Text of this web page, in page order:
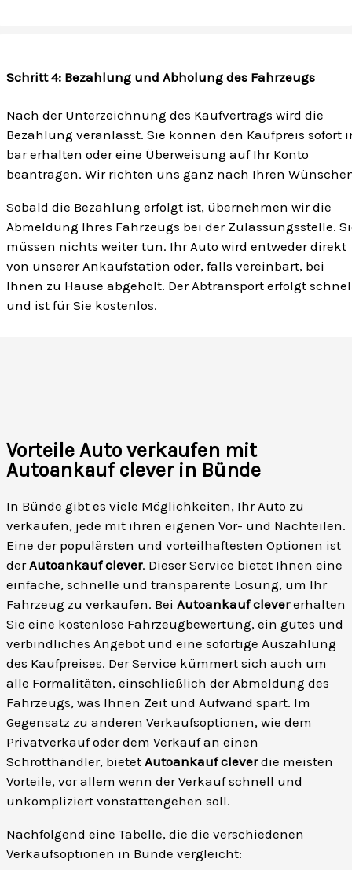
Schritt 4: Bezahlung und Abholung des Fahrzeugs
Nach der Unterzeichnung des Kaufvertrags wird die
Bezahlung veranlasst. Sie können den Kaufpreis sofort
bar erhalten oder eine Überweisung auf Ihr Konto
beantragen. Wir richten uns ganz nach Ihren
Sobald die Bezahlung erfolgt ist, übernehmen wir die
Abmeldung Ihres Fahrzeugs bei der Zulassungsstelle.
müssen nichts weiter tun. Ihr Auto wird entweder direkt
von unserer Ankaufstation oder, falls vereinbart, bei
Ihnen zu Hause abgeholt. Der Abtransport erfolgt
und ist für Sie kostenlos.
Vorteile Auto verkaufen mit
Autoankauf clever in Bünde
In Bünde gibt es viele Möglichkeiten, Ihr Auto zu
verkaufen, jede mit ihren eigenen Vor- und Nachteilen.
Eine der populärsten und vorteilhaftesten Optionen ist
derAutoankauf clever. Dieser Service bietet Ihnen eine
einfache, schnelle und transparente Lösung, um Ihr
Fahrzeug zu verkaufen. Bei Autoankauf clevererhalten
Sie eine kostenlose Fahrzeugbewertung, ein gutes und
verbindliches Angebot und eine sofortige Auszahlung
des Kaufpreises. Der Service kümmert sich auch um
alle Formalitäten, einschließlich der Abmeldung des
Fahrzeugs, was Ihnen Zeit und Aufwand spart. Im
Gegensatz zu anderen Verkaufsoptionen, wie dem
Privatverkauf oder dem Verkauf an einen
Schrotthändler, bietet Autoankauf cleverdie meisten
Vorteile, vor allem wenn der Verkauf schnell und
unkompliziert vonstattengehen soll.
Nachfolgend eine Tabelle, die die verschiedenen
Verkaufsoptionen in Bünde vergleicht: